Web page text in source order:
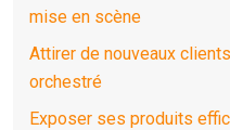
mise en scène
Attirer de nouveaux
orchestré
Exposer ses produits